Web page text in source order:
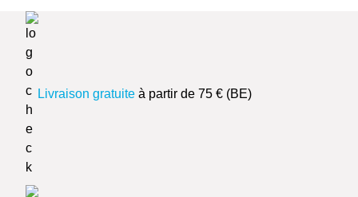
Livraison gratuite à partir de 75 € (BE)